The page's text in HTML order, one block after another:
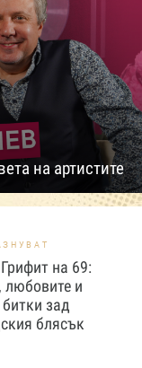
на артистите
на 69:
любовите и
зад
блясък